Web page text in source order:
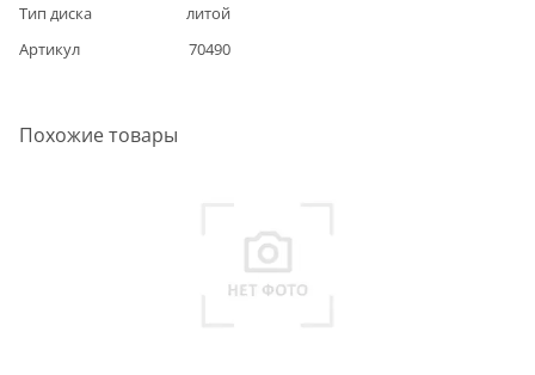
Тип диска
литой
Артикул
70490
Похожие товары